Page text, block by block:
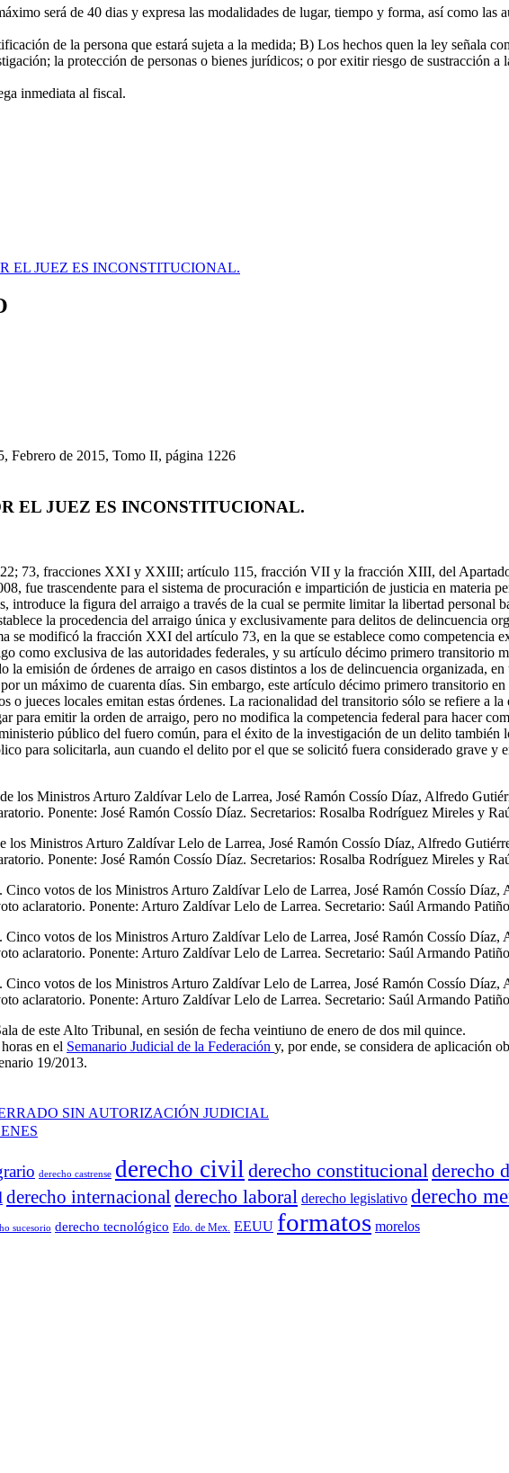
será de 40 dias y expresa las modalidades de lugar, tiempo y forma, así como las
de la persona que estará sujeta a la medida; B) Los hechos quen la ley señala
la protección de personas o bienes jurídicos; o por exitir riesgo de sustracción
inmediata al fiscal.
EL JUEZ ES INCONSTITUCIONAL.
Febrero de 2015, Tomo II, página 1226
EL JUEZ ES INCONSTITUCIONAL.
73, fracciones XXI y XXIII; artículo 115, fracción VII y la fracción XIII, del
fue trascendente para el sistema de procuración e impartición de justicia en materia
introduce la figura del arraigo a través de la cual se permite limitar la libertad personal
la procedencia del arraigo única y exclusivamente para delitos de delincuencia
modificó la fracción XXI del artículo 73, en la que se establece como competencia
como exclusiva de las autoridades federales, y su artículo décimo primero transitorio
la emisión de órdenes de arraigo en casos distintos a los de delincuencia organizada,
un máximo de cuarenta días. Sin embargo, este artículo décimo primero transitorio
jueces locales emitan estas órdenes. La racionalidad del transitorio sólo se refiere a
para emitir la orden de arraigo, pero no modifica la competencia federal para hacer
público del fuero común, para el éxito de la investigación de un delito también
para solicitarla, aun cuando el delito por el que se solicitó fuera considerado grave y
los Ministros Arturo Zaldívar Lelo de Larrea, José Ramón Cossío Díaz, Alfredo
Ponente: José Ramón Cossío Díaz. Secretarios: Rosalba Rodríguez Mireles y
Ministros Arturo Zaldívar Lelo de Larrea, José Ramón Cossío Díaz, Alfredo
Ponente: José Ramón Cossío Díaz. Secretarios: Rosalba Rodríguez Mireles y
votos de los Ministros Arturo Zaldívar Lelo de Larrea, José Ramón Cossío
aclaratorio. Ponente: Arturo Zaldívar Lelo de Larrea. Secretario: Saúl Armando
votos de los Ministros Arturo Zaldívar Lelo de Larrea, José Ramón Cossío
aclaratorio. Ponente: Arturo Zaldívar Lelo de Larrea. Secretario: Saúl Armando
votos de los Ministros Arturo Zaldívar Lelo de Larrea, José Ramón Cossío
aclaratorio. Ponente: Arturo Zaldívar Lelo de Larrea. Secretario: Saúl Armando
de este Alto Tribunal, en sesión de fecha veintiuno de enero de dos mil quince.
en el Semanario Judicial de la Federación y, por ende, se considera de aplicación
19/2013.
SIN AUTORIZACIÓN JUDICIAL
derecho castrense derecho civil derecho constitucionalderecho
derecho internacionalderecho laboral derecho legislativo derecho
sucesorio derecho tecnológico Edo. de Mex. EEUU formatos morelos